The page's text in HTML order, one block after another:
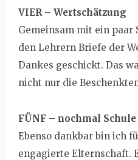
VIER – Wertschätzung
Gemeinsam mit ein paar
den Lehrern Briefe der
Dankes geschickt. Das
nicht nur die
FÜNF – nochmal Schule
Ebenso dankbar bin ich
engagierte Elternschaft.